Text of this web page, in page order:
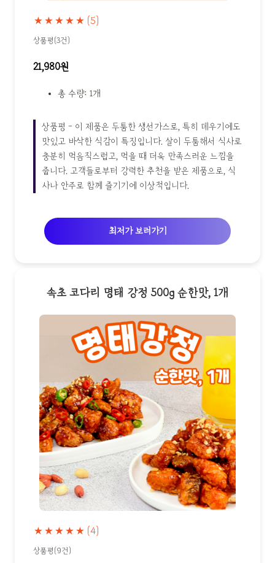
★★★★★ (5)
상품평(3건)
21,980원
총 수량: 1개
상품평 - 이 제품은 두툼한 생선가스로, 특히 데우기에도
맛있고 바삭한 식감이 특징입니다. 살이 두툼해서 식사로
충분히 먹음직스럽고, 먹을 때 더욱 만족스러운 느낌을
줍니다. 고객들로부터 강력한 추천을 받은 제품으로, 식
사나 안주로 함께 즐기기에 이상적입니다.
최저가 보러가기
속초 코다리 명태 강정 500g 순한맛, 1개
★★★★★ (4)
상품평(9건)